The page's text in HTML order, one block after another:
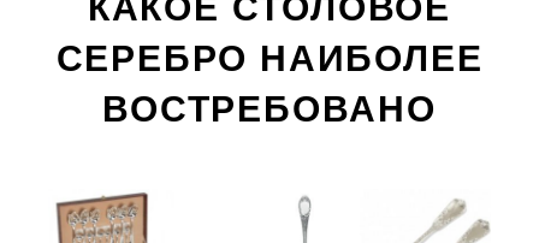
КАКОЕ СТОЛОВОЕ
СЕРЕБРО НАИБОЛЕЕ
ВОСТРЕБОВАНО